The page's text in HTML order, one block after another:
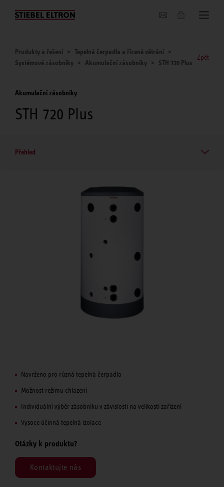
O nás
Produkty a řešení
Tepelná čerpadla a řízené větrání
Systémové zásobníky
Akumulační zásobníky STH 720 Plus
Zpět
Akumulační zásobníky
STH 720 Plus
Přehled
Navrženo pro různá tepelná čerpadla
Možnost režimu chlazení
Individuální výběr zásobníku v závislosti na velikosti zařízení
Vysoce účinná tepelná izolace
Otázky k produktu?
Kontaktujte nás